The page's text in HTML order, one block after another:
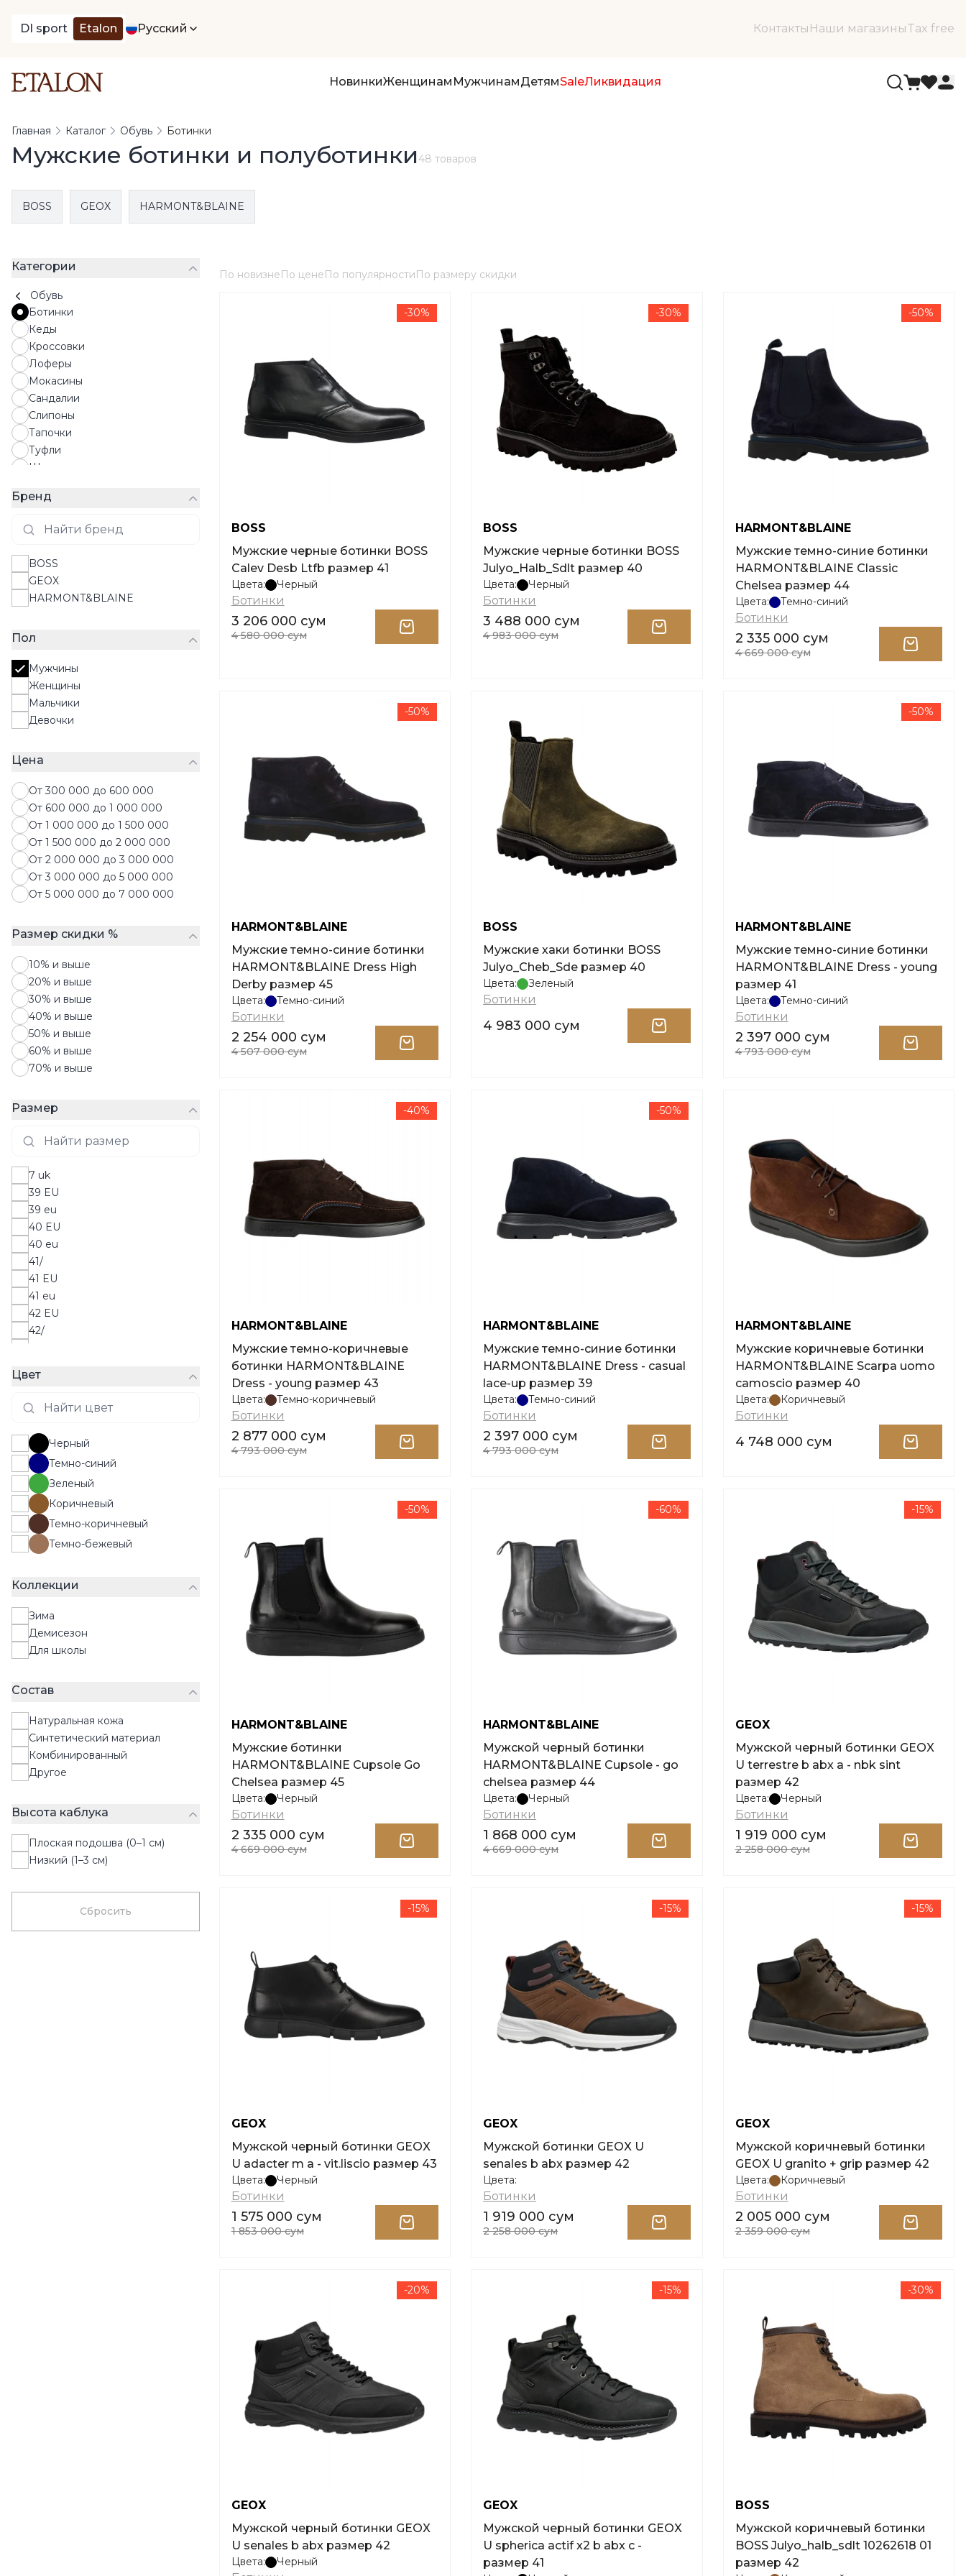
DI sport Etalon Русский Контакты Наши магазиныTax free
НовинкиЖенщинам МужчинамДетямSaleЛиквидация
Главная Каталог Обувь Ботинки
Мужские ботинки и полуботинки48 товаров
BOSS GEOX HARMONT&BLAINE
Категории
Обувь
Ботинки
Кеды
Кроссовки
Лоферы
Мокасины
Сандалии
Слипоны
Тапочки
Туфли
Шлепки
Бренд
BOSS
GEOX
HARMONT&BLAINE
Пол
Мужчины
Женщины
Мальчики
Девочки
Цена
От 300 000 до 600 000
От 600 000 до 1 000 000
От 1 000 000 до 1 500 000
От 1 500 000 до 2 000 000
От 2 000 000 до 3 000 000
От 3 000 000 до 5 000 000
От 5 000 000 до 7 000 000
Размер скидки %
10% и выше
20% и выше
30% и выше
40% и выше
50% и выше
60% и выше
70% и выше
Размер
7 uk
39 EU
39 eu
40 EU
40 eu
41/
41 EU
41 eu
42 EU
42/
43 EU
44 EU
44 eu
45 eu
45 EU
46 EU
Цвет
Черный
Темно-синий
Зеленый
Коричневый
Темно-коричневый
Темно-бежевый
Коллекции
Зима
Демисезон
Для школы
Состав
Натуральная кожа
Синтетический материал
Комбинированный
Другое
Высота каблука
Плоская подошва (0–1 см)
Низкий (1–3 см)
Сбросить
По новизнеПо ценеПо популярностиПо размеру скидки
-30%
BOSS
Мужские черные ботинки BOSS
Calev Desb Ltfb размер 41
Цвета: Черный
Ботинки
3 206 000 сум
4 580 000 сум
-30%
BOSS
Мужские черные ботинки BOSS
Julyo_Halb_Sdlt размер 40
Цвета: Черный
Ботинки
3 488 000 сум
4 983 000 сум
-50%
HARMONT&BLAINE
Мужские темно-синие ботинки
HARMONT&BLAINE Classic
Chelsea размер 44
Цвета: Темно-синий
Ботинки
2 335 000 сум
4 669 000 сум
-50%
HARMONT&BLAINE
Мужские темно-синие ботинки
HARMONT&BLAINE Dress High
Derby размер 45
Цвета: Темно-синий
Ботинки
2 254 000 сум
4 507 000 сум
BOSS
Мужские хаки ботинки BOSS
Julyo_Cheb_Sde размер 40
Цвета: Зеленый
Ботинки
4 983 000 сум
-50%
HARMONT&BLAINE
Мужские темно-синие ботинки
HARMONT&BLAINE Dress - young
размер 41
Цвета: Темно-синий
Ботинки
2 397 000 сум
4 793 000 сум
-40%
HARMONT&BLAINE
Мужские темно-коричневые
ботинки HARMONT&BLAINE
Dress - young размер 43
Цвета: Темно-коричневый
Ботинки
2 877 000 сум
4 793 000 сум
-50%
HARMONT&BLAINE
Мужские темно-синие ботинки
HARMONT&BLAINE Dress - casual
lace-up размер 39
Цвета: Темно-синий
Ботинки
2 397 000 сум
4 793 000 сум
HARMONT&BLAINE
Мужские коричневые ботинки
HARMONT&BLAINE Scarpa uomo
camoscio размер 40
Цвета: Коричневый
Ботинки
4 748 000 сум
-50%
HARMONT&BLAINE
Мужские ботинки
HARMONT&BLAINE Cupsole Go
Chelsea размер 45
Цвета: Черный
Ботинки
2 335 000 сум
4 669 000 сум
-60%
HARMONT&BLAINE
Мужской черный ботинки
HARMONT&BLAINE Cupsole - go
chelsea размер 44
Цвета: Черный
Ботинки
1 868 000 сум
4 669 000 сум
-15%
GEOX
Мужской черный ботинки GEOX
U terrestre b abx a - nbk sint
размер 42
Цвета: Черный
Ботинки
1 919 000 сум
2 258 000 сум
-15%
GEOX
Мужской черный ботинки GEOX
U adacter m a - vit.liscio размер 43
Цвета: Черный
Ботинки
1 575 000 сум
1 853 000 сум
-15%
GEOX
Мужской ботинки GEOX U
senales b abx размер 42
Цвета:
Ботинки
1 919 000 сум
2 258 000 сум
-15%
GEOX
Мужской коричневый ботинки
GEOX U granito + grip размер 42
Цвета: Коричневый
Ботинки
2 005 000 сум
2 359 000 сум
-20%
GEOX
Мужской черный ботинки GEOX
U senales b abx размер 42
Цвета: Черный
-15%
GEOX
Мужской черный ботинки GEOX
U spherica actif x2 b abx c -
размер 41
-30%
BOSS
Мужской коричневый ботинки
BOSS Julyo_halb_sdlt 10262618 01
размер 42